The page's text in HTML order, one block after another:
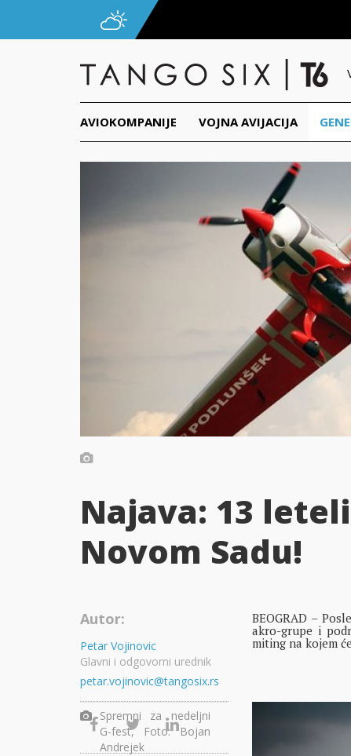
AVIOKOMPANIJE VOJNA AVIJACIJA
Najava: 13
Novom Sadu!
BEOGRAD –
akro-grupe i
miting na kojem
Spremni za nedeljni
G-fest, Foto: Bojan
Andrejek
Autor:
Petar Vojinovic
Glavni i odgovorni urednik
petar.vojinovic@tangosix.rs